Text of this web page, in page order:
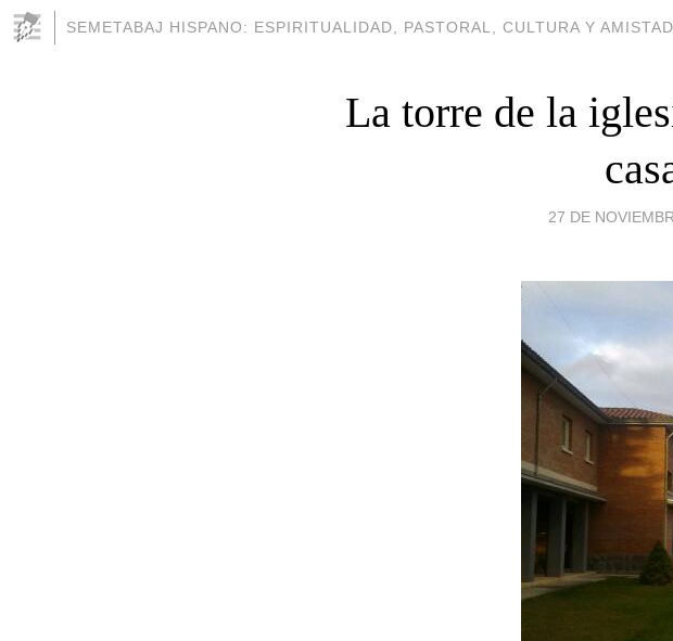
SEMETABAJ HISPANO: ESPIRITUALIDAD, PASTORAL, CULTURA Y AMISTAD.
La torre de la
27 DE